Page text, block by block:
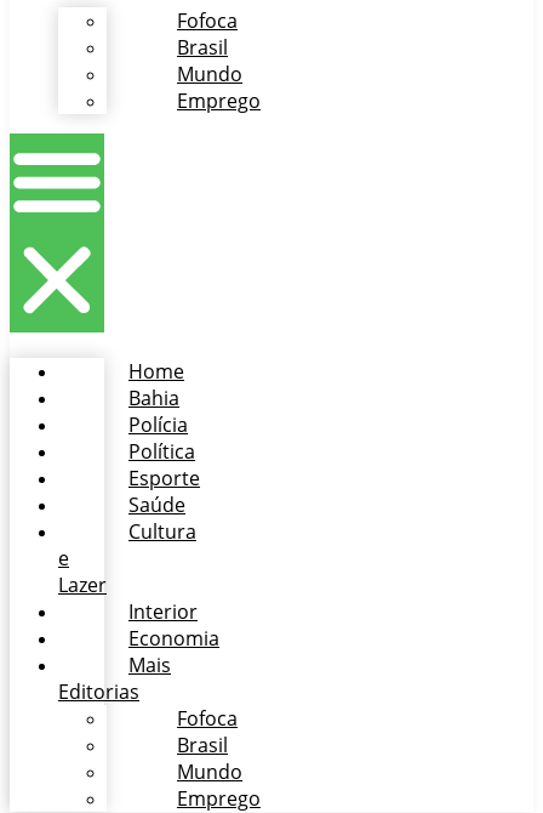
Fofoca
Brasil
Mundo
Emprego
Home
Bahia
Polícia
Política
Esporte
Saúde
Cultura
e
Lazer
Interior
Economia
Mais
Editorias
Fofoca
Brasil
Mundo
Emprego